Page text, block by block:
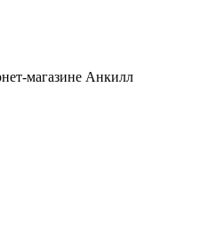
магазине Анкилл